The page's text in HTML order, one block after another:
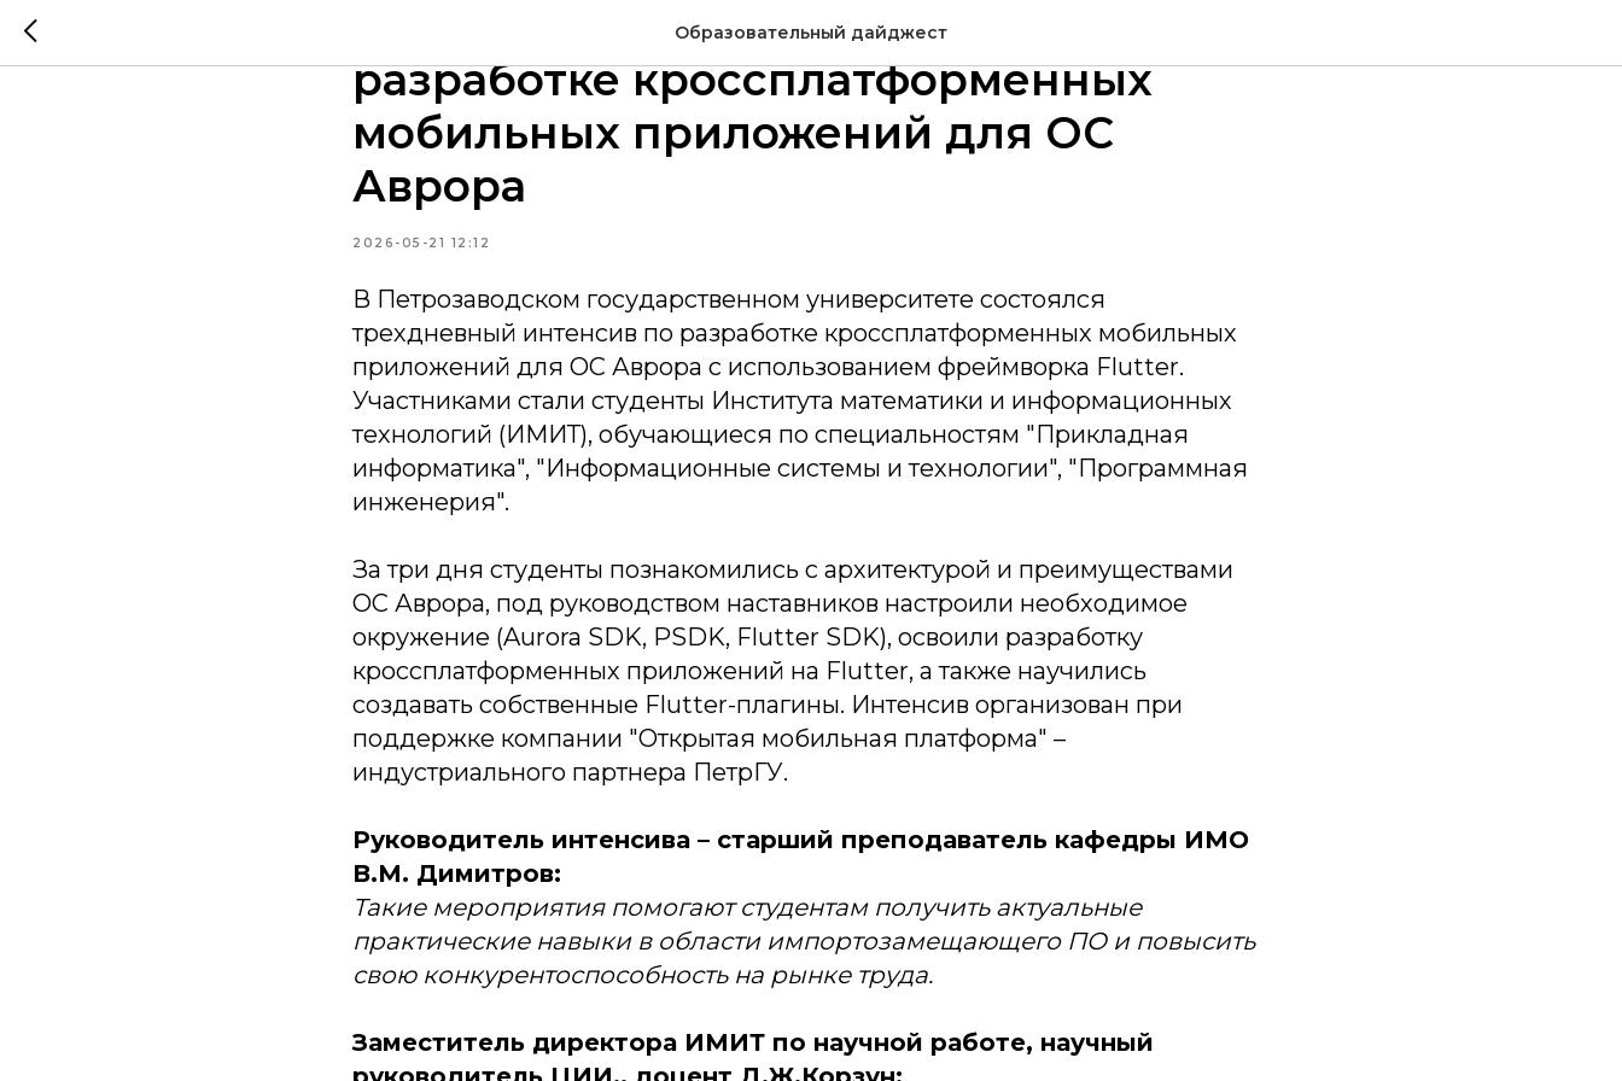
Образовательный дайджест
В ПетрГУ состоялся интенсив по
разработке кроссплатформенных
мобильных приложений для ОС
Аврора
2026-05-21 12:12
В Петрозаводском государственном университете состоялся
трехдневный интенсив по разработке кроссплатформенных мобильных
приложений для ОС Аврора с использованием фреймворка Flutter.
Участниками стали студенты Института математики и информационных
технологий (ИМИТ), обучающиеся по специальностям "Прикладная
информатика", "Информационные системы и технологии", "Программная
инженерия".
За три дня студенты познакомились с архитектурой и преимуществами
ОС Аврора, под руководством наставников настроили необходимое
окружение (Aurora SDK, PSDK, Flutter SDK), освоили разработку
кроссплатформенных приложений на Flutter, а также научились
создавать собственные Flutter-плагины. Интенсив организован при
поддержке компании "Открытая мобильная платформа" –
индустриального партнера ПетрГУ.
Руководитель интенсива – старший преподаватель кафедры ИМО
В.М. Димитров:
Такие мероприятия помогают студентам получить актуальные
практические навыки в области импортозамещающего ПО и повысить
свою конкурентоспособность на рынке труда.
Заместитель директора ИМИТ по научной работе, научный